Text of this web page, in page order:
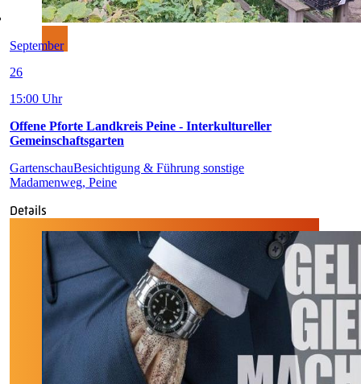
September
26
15:00 Uhr
Offene Pforte Landkreis Peine - Interkultureller
Gemeinschaftsgarten
GartenschauBesichtigung & Führung sonstige
Madamenweg, Peine
Details